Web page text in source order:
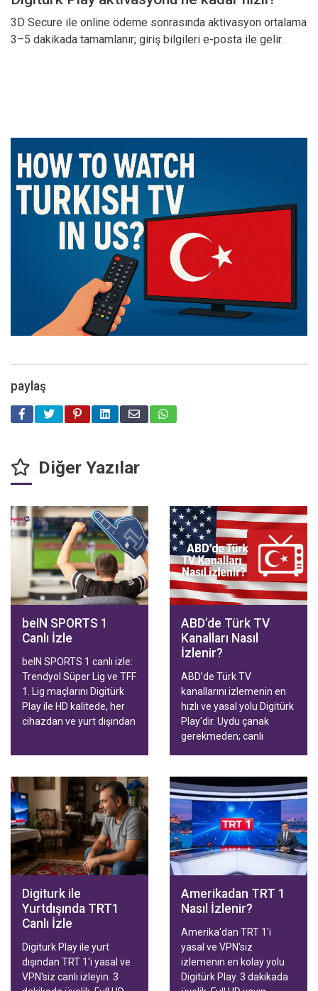
3D Secure ile online ödeme sonrasında aktivasyon ortalama
3–5 dakikada tamamlanır; giriş bilgileri e-posta ile gelir.
paylaş
Diğer Yazılar
beIN SPORTS 1
Canlı İzle
beIN SPORTS 1 canlı izle:
Trendyol Süper Lig ve TFF
1. Lig maçlarını Digitürk
Play ile HD kalitede, her
cihazdan ve yurt dışından
ABD’de Türk TV
Kanalları Nasıl
İzlenir?
ABD’de Türk TV
kanallarını izlemenin en
hızlı ve yasal yolu Digitürk
Play'dir. Uydu çanak
gerekmeden; canlı
maçları Smart TV,
telefon, tablet ve
bilgisayardan HD kalitede
izlenir. Aile ve Spor
paketleriyle hızlı
aktivasyon.
Digiturk ile
Yurtdışında TRT1
Canlı İzle
Digiturk Play ile yurt
dışından TRT 1'i yasal ve
VPN'siz canlı izleyin. 3
Amerikadan TRT 1
Nasıl İzlenir?
Amerika'dan TRT 1'i
yasal ve VPN'siz
izlemenin en kolay yolu
Digitürk Play. 3 dakikada